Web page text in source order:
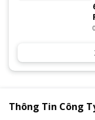
Thông Tin Công